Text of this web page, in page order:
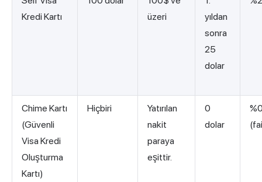
Kredi Kartı
üzeri
yıldan
sonra
25
dolar
Chime Kartı
(Güvenli
Visa Kredi
Oluşturma
Kartı)
Hiçbiri
Yatırılan
nakit
paraya
eşittir.
0
dolar